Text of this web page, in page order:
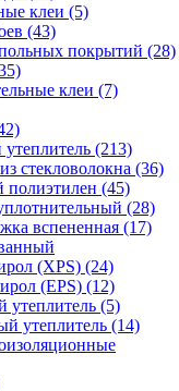
клеи (5)
(43)
покрытий (28)
клеи (7)
утеплитель (213)
стекловолокна (36)
(45)
(28)
вспененная (17)
(XPS) (24)
(EPS) (12)
(5)
утеплитель (14)